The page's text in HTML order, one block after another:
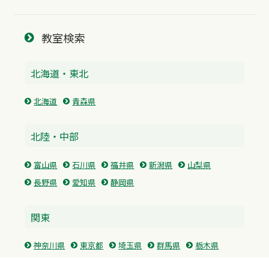
教室検索
北海道・東北
北海道 青森県
北陸・中部
富山県 石川県 福井県 新潟県
山梨県
長野県
愛知県 静岡県
関東
神奈川県 東京都 埼玉県 群馬県
栃木県